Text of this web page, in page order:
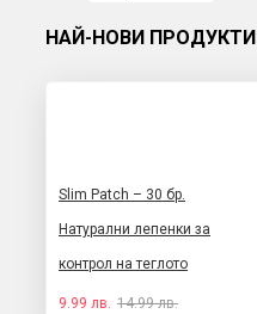
НАЙ-НОВИ ПРОДУКТИ
Slim Patch – 30 бр.
Натурални лепенки за
контрол на теглото
9.99 лв. 14.99 лв.